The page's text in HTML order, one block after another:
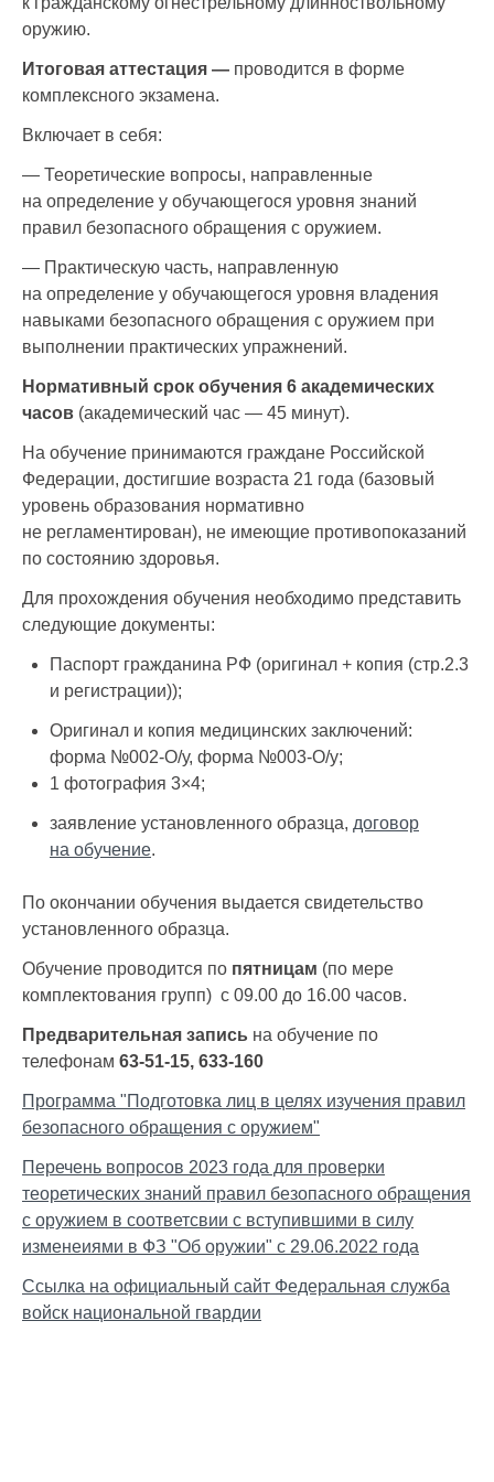
оружия»
2.4.
«Практикум
по стрельбе
из гражданского
оружия»
1.0 -
2.5.
Промежуточная
аттестация
0.2 -
3.
аттестация
2 -
Теоретические
аттестации
3.2.
Практическая часть
итоговой
аттестации
1 - 1
Итого 6 1.8 4.2
оружию.
Итоговая аттестация — проводится в форме
комплексного экзамена.
Включает в себя:
— Теоретические вопросы, направленные
на определение у обучающегося уровня знаний
правил безопасного обращения с оружием.
— Практическую часть, направленную
на определение у обучающегося уровня владения
навыками безопасного обращения с оружием при
выполнении практических упражнений.
Нормативный срок обучения 6 академических
часов (академический час — 45 минут).
На обучение принимаются граждане Российской
Федерации, достигшие возраста 21 года (базовый
уровень образования нормативно
не регламентирован), не имеющие противопоказаний
по состоянию здоровья.
Для прохождения обучения необходимо представить
следующие документы:
Паспорт гражданина РФ (оригинал + копия (стр.2.3
и регистрации));
Оригинал и копия медицинских заключений:
форма №002-О/у, форма №003-О/у;
1 фотография 3×4;
заявление установленного образца, договор
на обучение.
По окончании обучения выдается свидетельство
установленного образца.
Обучение проводится по пятницам (по мере
комплектования групп) с 09.00 до 16.00 часов.
Предварительная запись на обучение по
телефонам 63-51-15, 633-160
Программа "Подготовка лиц в целях изучения правил
безопасного обращения с оружием"
Перечень вопросов 2023 года для проверки
теоретических знаний правил безопасного обращения
с оружием в соответсвии с вступившими в силу
изменеиями в ФЗ "Об оружии" с 29.06.2022 года
Cсылка на официальный сайт Федеральная служба
войск национальной гвардии